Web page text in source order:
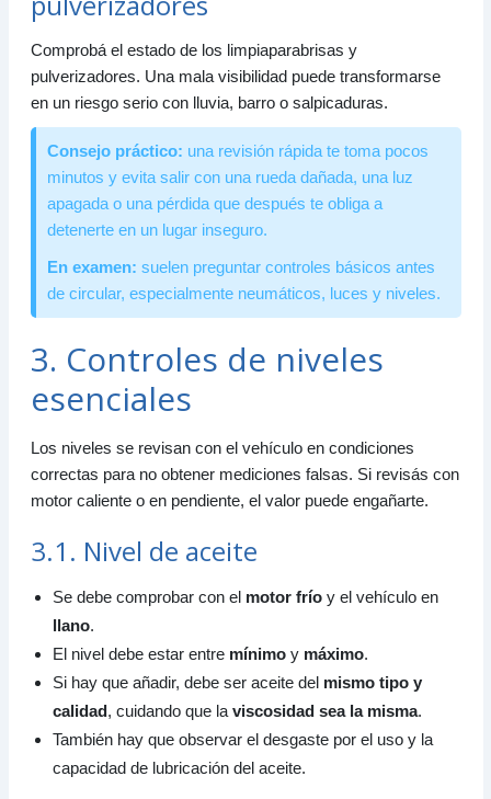
Comprobá el estado de los limpiaparabrisas y
pulverizadores. Una mala visibilidad puede transformarse
en un riesgo serio con lluvia, barro o salpicaduras.
Consejo práctico: una revisión rápida te toma pocos
minutos y evita salir con una rueda dañada, una luz
apagada o una pérdida que después te obliga a
detenerte en un lugar inseguro.
En examen: suelen preguntar controles básicos antes
de circular, especialmente neumáticos, luces y niveles.
3. Controles de niveles
esenciales
Los niveles se revisan con el vehículo en condiciones
correctas para no obtener mediciones falsas. Si revisás con
motor caliente o en pendiente, el valor puede engañarte.
3.1. Nivel de aceite
Se debe comprobar con el motor fríoy el vehículo en
llano.
El nivel debe estar entre mínimoy máximo.
Si hay que añadir, debe ser aceite del mismo tipo y
calidad, cuidando que la viscosidad sea la misma.
También hay que observar el desgaste por el uso y la
capacidad de lubricación del aceite.